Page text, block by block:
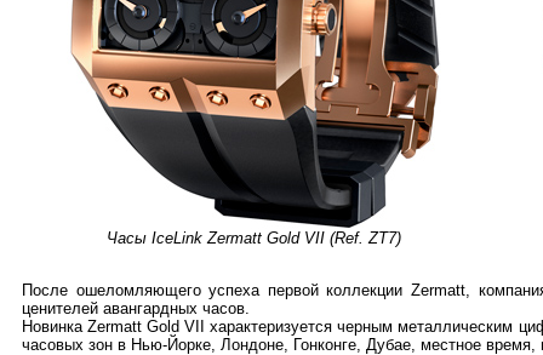
Часы IceLink Zermatt Gold VII (Ref. ZT7)
После ошеломляющего успеха первой коллекции Zermatt,
ценителей авангардных часов.
Новинка Zermatt Gold VII характеризуется черным металлическим
часовых зон в Нью-Йорке, Лондоне, Гонконге, Дубае, местное время,